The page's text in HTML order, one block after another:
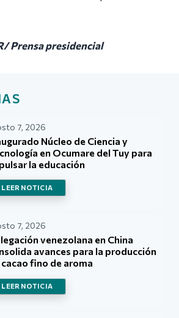
Prensa presidencial
7, 2026
Núcleo de Ciencia y
en Ocumare del Tuy para
la educación
LEER NOTICIA
7, 2026
venezolana en China
avances para la producción
cacao fino de aroma
LEER NOTICIA